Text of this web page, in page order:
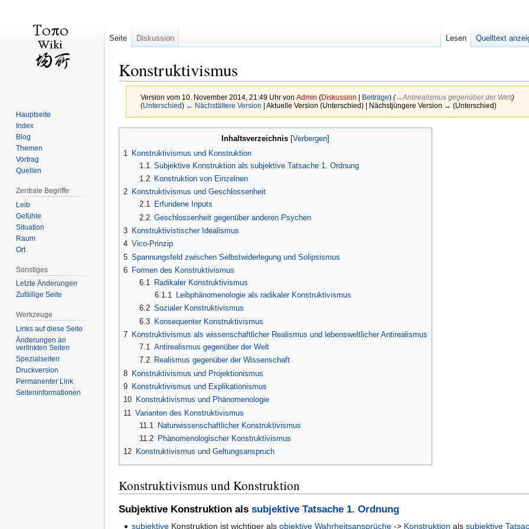
Konstruktivismus
Version vom 10. November 2014, 21:49 Uhr von Admin (Diskussion Beiträge) (→‎Antirealismus gegenüber der Welt)
(Unterschied) ← Nächstältere Version | Aktuelle Version (Unterschied) | Nächstjüngere Version → (Unterschied)
Inhaltsverzeichnis
1
Konstruktivismus und Konstruktion
1.1 Subjektive Konstruktion als subjektive Tatsache 1. Ordnung
1.2
Konstruktion von Einzelnen
2 Konstruktivismus und Geschlossenheit
2.1
Erfundene Inputs
2.2 Geschlossenheit gegenüber anderen Psychen
3 Konstruktivistischer Idealismus
4 Vico-Prinzip
5 Spannungsfeld zwischen Selbstwiderlegung und Solipsismus
6 Formen des Konstruktivismus
6.1
Radikaler Konstruktivismus
6.1.1
Leibphänomenologie als radikaler Konstruktivismus
6.2 Sozialer Konstruktivismus
6.3 Konsequenter Konstruktivismus
7 Konstruktivismus als wissenschaftlicher Realismus und lebensweltlicher Antirealismus
7.1
Antirealismus gegenüber der Welt
7.2
Realismus gegenüber der Wissenschaft
8 Konstruktivismus und Projektionismus
9 Konstruktivismus und Explikationismus
10 Konstruktivismus und Phänomenologie
11 Varianten des Konstruktivismus
11.1
Naturwissenschaftlicher Konstruktivismus
11.2
Phänomenologischer Konstruktivismus
12 Konstruktivismus und Geltungsanspruch
Konstruktivismus und Konstruktion
Subjektive Konstruktion als subjektive Tatsache 1. Ordnung
subjektive Konstruktion ist wichtiger alsobjektive Wahrheitsansprüche -> Konstruktion alssubjektive
Seite Diskussion Lesen Quelltext
Hauptseite
Index
Blog
Themen
Vortrag
Quellen
Zentrale Begriffe
Leib
Gefühle
Situation
Raum
Ort
Sonstiges
Letzte Änderungen
Zufällige Seite
Werkzeuge
Links auf diese Seite
Änderungen an
verlinkten Seiten
Spezialseiten
Druckversion
Permanenter Link
Seiten­informationen